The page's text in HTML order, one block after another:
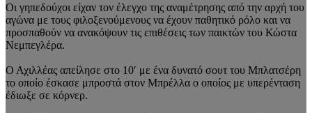
Οι γηπεδούχοι είχαν τον έλεγχο της αναμέτρησης από την αρχή του
αγώνα με τους φιλοξενούμενους να έχουν παθητικό ρόλο και να
προσπαθούν να ανακόψουν τις επιθέσεις των παικτών του Κώστα
Νεμπεγλέρα.
Ο Αχιλλέας απείλησε στο 10′ με ένα δυνατό σουτ του Μπλατσέρη
το οποίο έσκασε μπροστά στον Μπρέλλα ο οποίος με υπερένταση
έδιωξε σε κόρνερ.